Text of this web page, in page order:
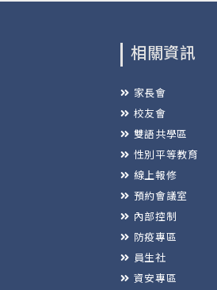
相關資訊
家長會
校友會
雙語共學區
性別平等教育
線上報修
預約會議室
內部控制
防疫專區
員生社
資安專區